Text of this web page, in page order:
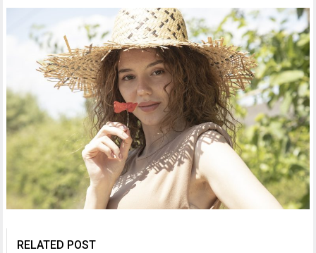
RELATED POST